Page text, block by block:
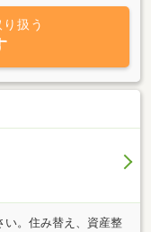
扱う
い。住み替え、資産整